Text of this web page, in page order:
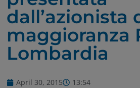
dall’azionista
maggioranza
Lombardia
April 30, 2015 13:54